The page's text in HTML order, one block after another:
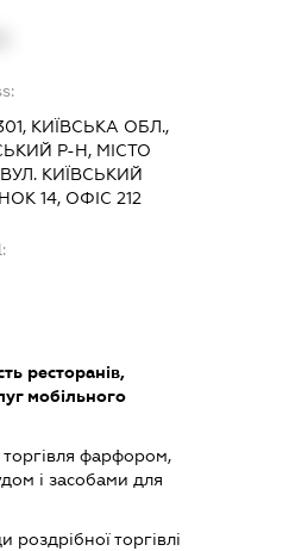
КИЇВСЬКА ОБЛ.,
Р-Н, МІСТО
КИЇВСЬКИЙ
14, ОФІС 212
ресторанів,
мобільного
торгівля фарфором,
і засобами для
роздрібної торгівлі